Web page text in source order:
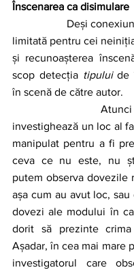
Înscenarea ca disimulare
limitată pentru cei
și recunoașterea
scop detecția tipului de
în scenă de către autor.
investighează un loc al
manipulat pentru a fi
ceva ce nu este, nu
putem observa dovezile
așa cum au avut loc, sau
dovezi ale modului în
dorit să prezinte crima
Așadar, în cea mai mare
investigatorul care